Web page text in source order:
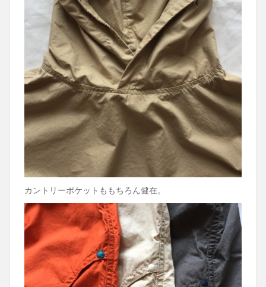
カントリーポケットももちろん健在。